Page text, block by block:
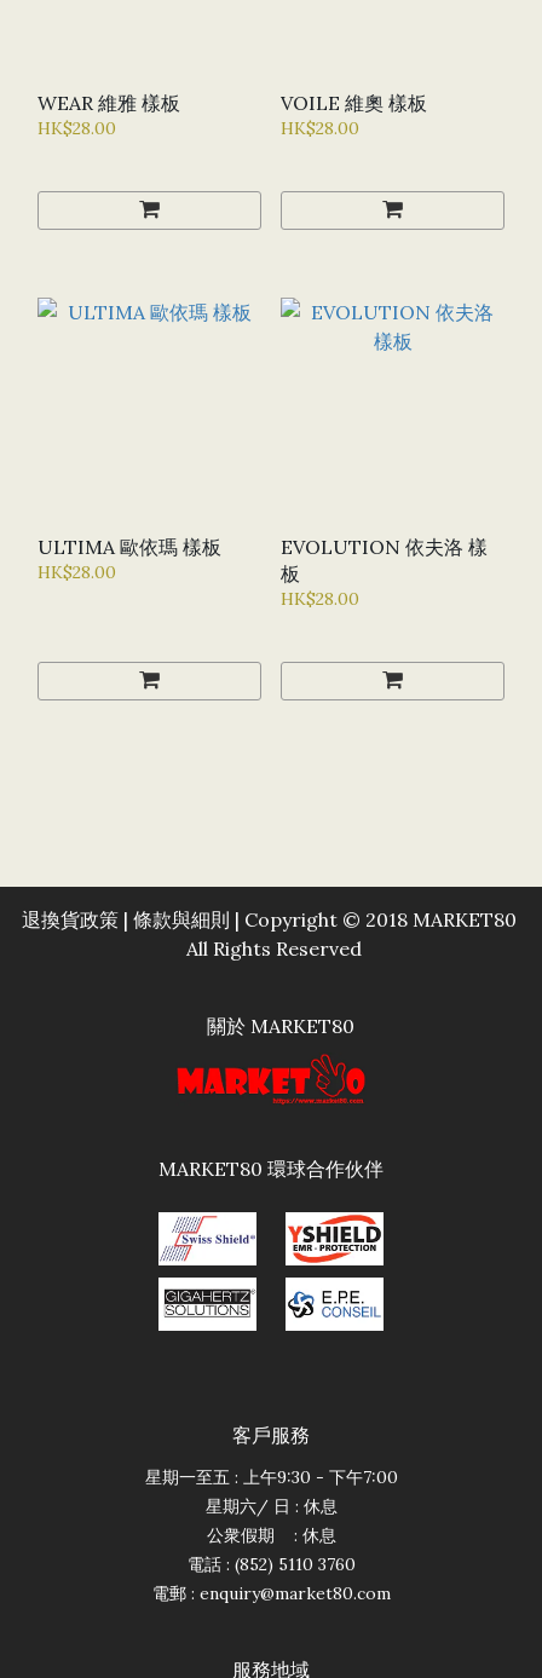
WEAR 維雅 樣板
HK$28.00
VOILE 維奧 樣板
HK$28.00
ULTIMA 歐依瑪 樣板
HK$28.00
EVOLUTION 依夫洛 樣
板
HK$28.00
退換貨政策| 條款與細則 | Copyright © 2018 MARKET80
All Rights Reserved
關於 MARKET80
MARKET80 環球合作伙伴
客戶服務
星期一至五 : 上午9:30 - 下午7:00
星期六/ 日 : 休息
公衆假期 : 休息
電話 : (852) 5110 3760
電郵 : enquiry@market80.com
服務地域